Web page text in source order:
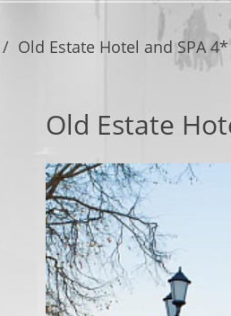
МЕТАЛЛИЧЕСКИЕ
И ПРОТИВОПОЖАРНЫЕ
Old Estate Hotel and SPA 4*
Old Estate